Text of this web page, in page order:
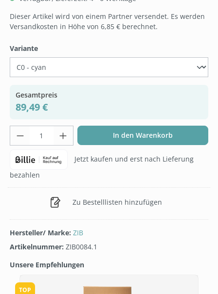
Dieser Artikel wird von einem Partner versendet. Es werden
Versandkosten in Höhe von 6,85 € berechnet.
Varianteauswählen
Gesamtpreis
89,49 €
Produkt Anzahl: Gib den gewünschten
In den Warenkorb
Jetzt kaufen und erst nach Lieferung
bezahlen
Zu Bestelllisten hinzufügen
Hersteller/ Marke: ZIB
Artikelnummer: ZIB0084.1
Unsere Empfehlungen
TOP